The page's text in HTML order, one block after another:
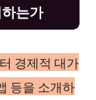
는가
경제적 대가
등을 소개하